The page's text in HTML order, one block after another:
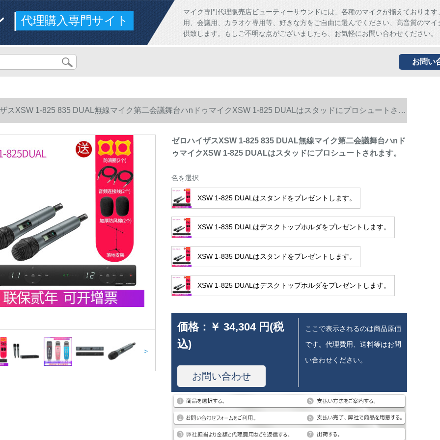
ド代理購入専門サイト
マイク専門代理販売店ビューティーサウンドには、各種のマイクが揃えております
用、会議用、カラオケ専用等、好きな方をご自由に選んでください、高音質のマイ
供致します。もしご不明な点がございましたら、お気軽にお問い合わせください。
お問い
スXSW 1-825 835 DUAL無線マイク第二会議舞台ハnドゥマイクXSW 1-825 DUALはスタッドにプロシュートされ
>
ゼロハイザスXSW 1-825 835 DUAL無線マイク第二会議舞台ハnド
ゥマイクXSW 1-825 DUALはスタッドにプロシュートされます。
色を選択
XSW 1-825 DUALはスタンドをプレゼントします。
XSW 1-835 DUALはデスクトップホルダをプレゼントします。
XSW 1-835 DUALはスタンドをプレゼントします。
XSW 1-825 DUALはデスクトップホルダをプレゼントします。
価格： ￥ 34,304 円(税
込)
お問い合わせ
ここで表示されるのは商品原価
です。代理費用、送料等はお問
い合わせください。